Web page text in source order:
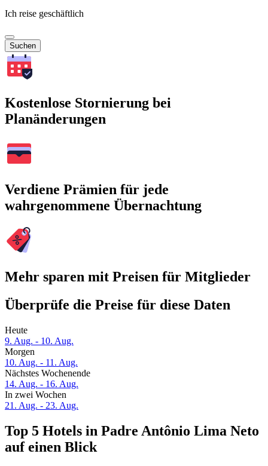
Ich reise geschäftlich
Suchen
Kostenlose Stornierung bei
Planänderungen
Verdiene Prämien für jede
wahrgenommene Übernachtung
Mehr sparen mit Preisen für Mitglieder
Überprüfe die Preise für diese Daten
Heute
9. Aug. - 10. Aug.
Morgen
10. Aug. - 11. Aug.
Nächstes Wochenende
14. Aug. - 16. Aug.
In zwei Wochen
21. Aug. - 23. Aug.
Top 5 Hotels in Padre Antônio Lima Neto
auf einen Blick